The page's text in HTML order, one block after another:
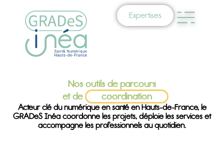
Expertises
Nos outils de parcours
et de
coordination
Acteur clé du numérique en santé en Hauts-de-France, le
GRADeS Inéa coordonne les projets, déploie les services et
accompagne les professionnels au quotidien.